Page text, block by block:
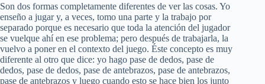
Son dos formas completamente diferentes de ver las cosas. Yo
enseño a jugar y, a veces, tomo una parte y la trabajo por
separado porque es necesario que toda la atención del jugador
se vuelque ahí en ese problema; pero después de trabajarla, la
vuelvo a poner en el contexto del juego. Éste concepto es muy
diferente al otro que dice: yo hago pase de dedos, pase de
dedos, pase de dedos, pase de antebrazos, pase de antebrazos,
pase de antebrazos y luego cuando esto se hace bien los junto